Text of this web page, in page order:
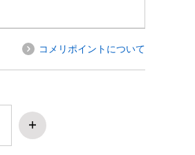
コメリポイントについて